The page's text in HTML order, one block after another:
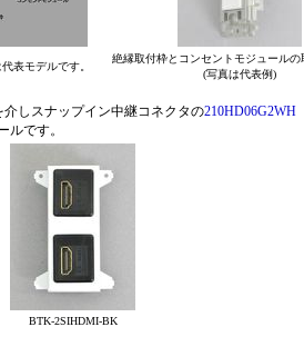
表モデルです。
絶縁取付枠とコンセントモジュールの
(写真は代表例)
介しスナップイン中継コネクタの210HD06G2WH
ルです。
BTK-2SIHDMI-BK